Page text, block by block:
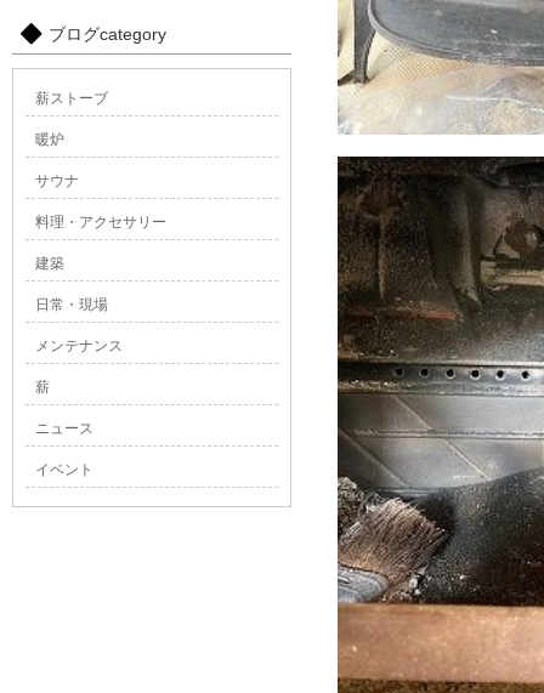
ブログcategory
薪ストーブ
暖炉
サウナ
料理・アクセサリー
建築
日常・現場
メンテナンス
薪
ニュース
イベント